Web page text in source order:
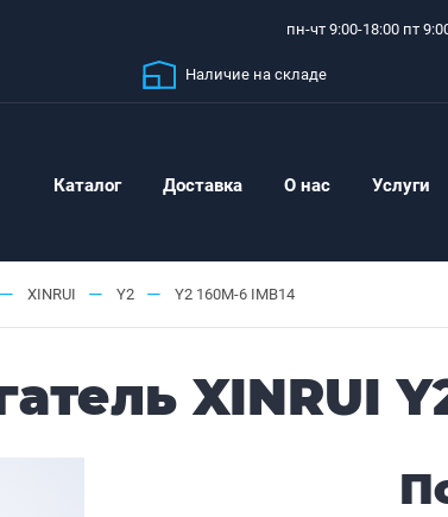
пн-чт 9:00-18:00 пт
Наличие на складе
Каталог Доставка О нас Услуги
— XINRUI — Y2 — Y2 160M-6 IMB14
XINRUI